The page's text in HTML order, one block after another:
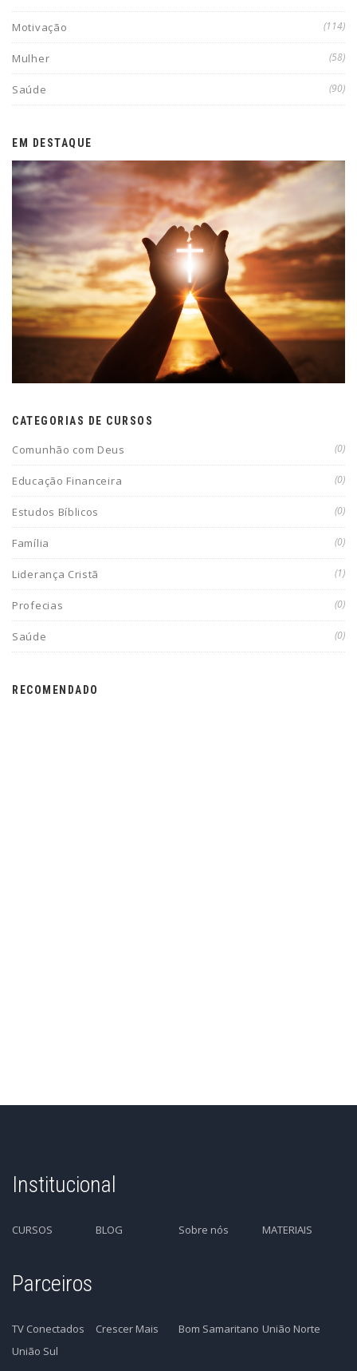
Motivação (114)
Mulher (58)
Saúde (90)
EM DESTAQUE
CATEGORIAS DE CURSOS
Comunhão com Deus (0)
Educação Financeira (0)
Estudos Bíblicos (0)
Família (0)
Liderança Cristã (1)
Profecias (0)
Saúde (0)
RECOMENDADO
Institucional
CURSOS BLOG Sobre nós MATERIAIS
Parceiros
TV Conectados Crescer Mais Bom Samaritano União Norte
União Sul